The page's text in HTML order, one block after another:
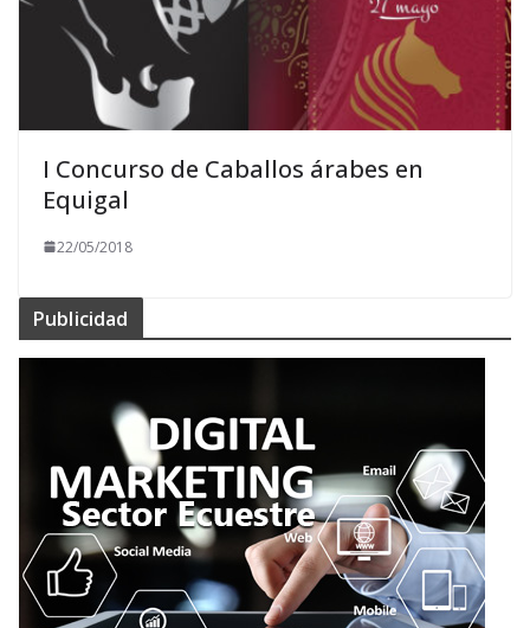
I Concurso de Caballos árabes en
Equigal
22/05/2018
Publicidad